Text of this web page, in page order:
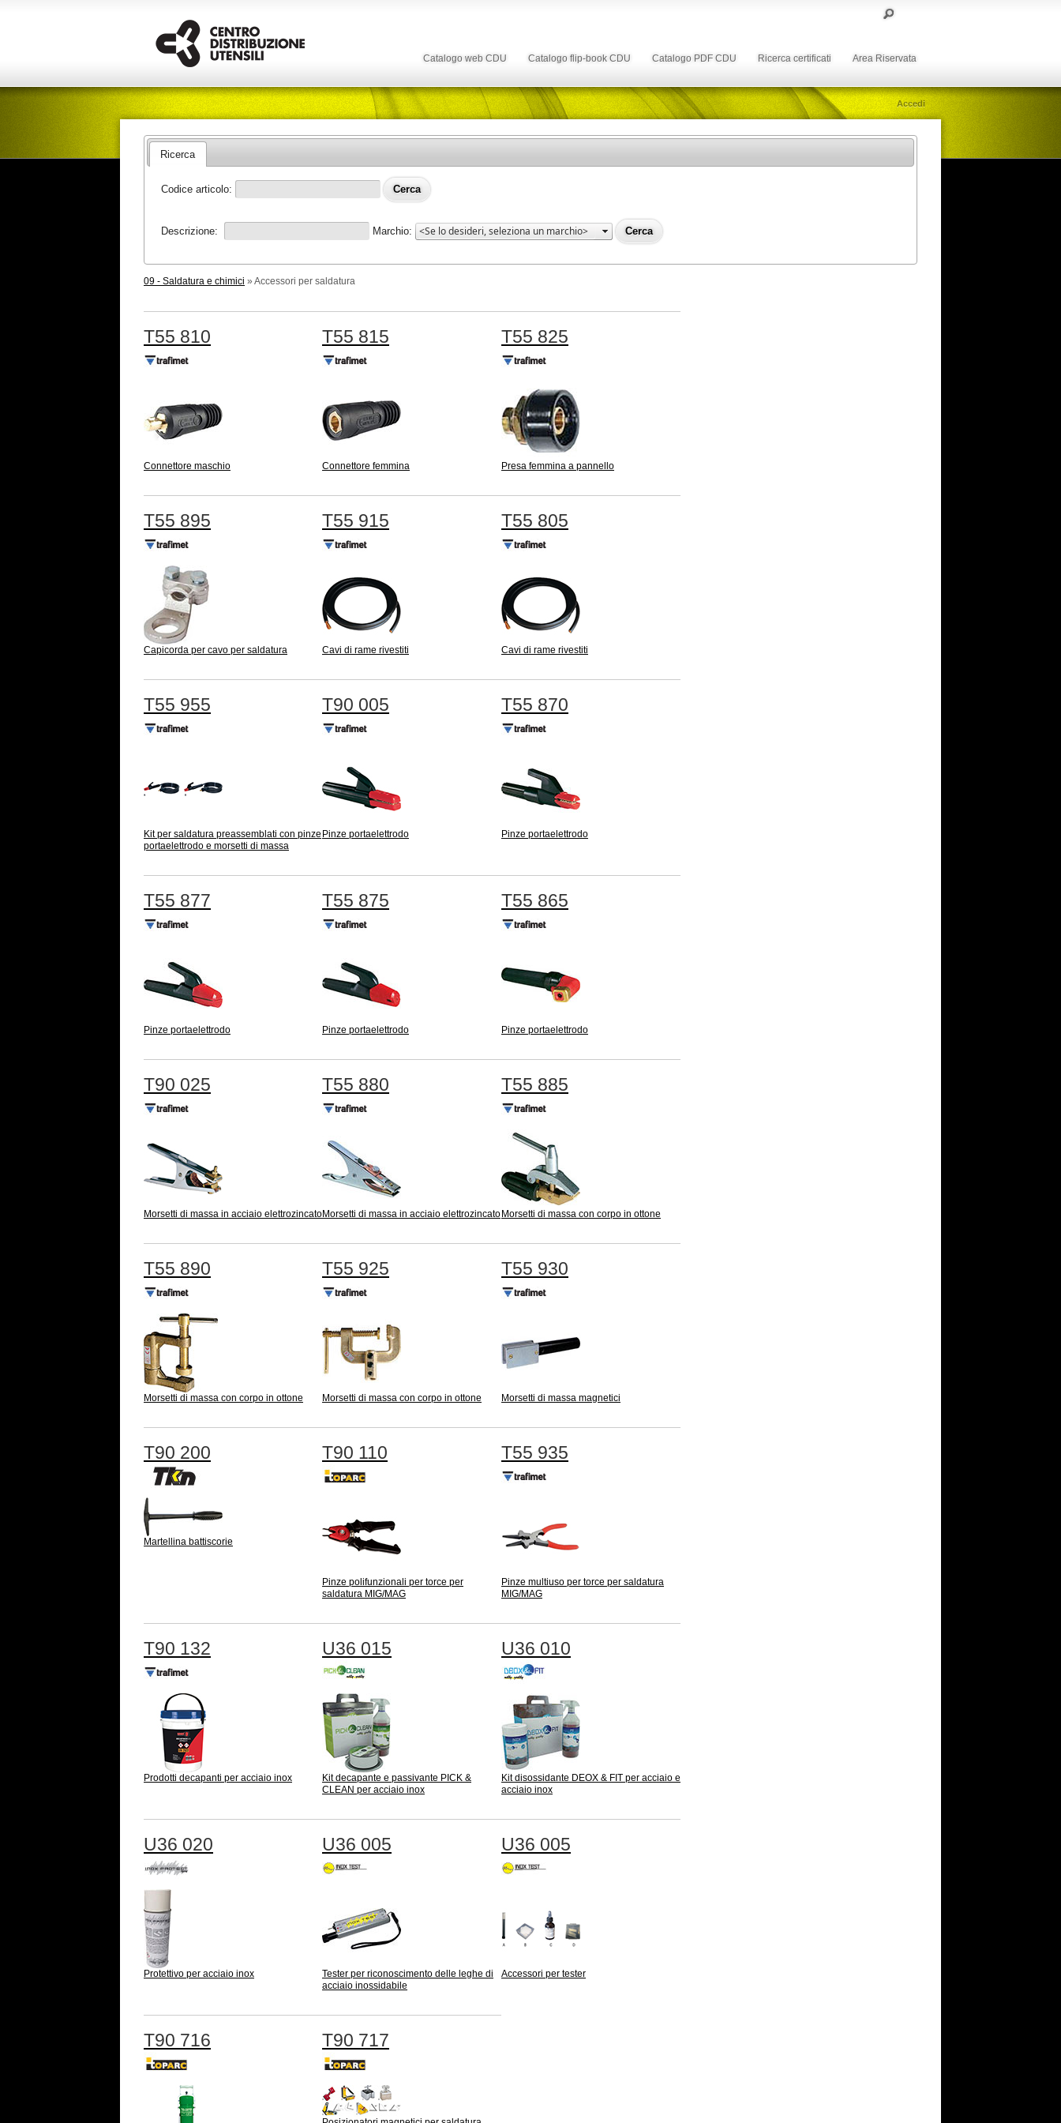
Catalogo web CDU Catalogo flip-book CDU Catalogo PDF CDU Ricerca certificati Area Riservata
Accedi
Ricerca
Codice articolo:
Descrizione: Marchio:
09 - Saldatura e chimici » Accessori per saldatura
T55 810
Connettore maschio
T55 815
Connettore femmina
T55 825
Presa femmina a pannello
T55 895
Capicorda per cavo per saldatura
T55 915
Cavi di rame rivestiti
T55 805
Cavi di rame rivestiti
T55 955
Kit per saldatura preassemblati con pinze
portaelettrodo e morsetti di massa
T90 005
Pinze portaelettrodo
T55 870
Pinze portaelettrodo
T55 877
Pinze portaelettrodo
T55 875
Pinze portaelettrodo
T55 865
Pinze portaelettrodo
T90 025
Morsetti di massa in acciaio elettrozincato
T55 880
Morsetti di massa in acciaio elettrozincato
T55 885
Morsetti di massa con corpo in ottone
T55 890
Morsetti di massa con corpo in ottone
T55 925
Morsetti di massa con corpo in ottone
T55 930
Morsetti di massa magnetici
T90 200
Martellina battiscorie
T90 110
Pinze polifunzionali per torce per
saldatura MIG/MAG
T55 935
Pinze multiuso per torce per saldatura
MIG/MAG
T90 132
Prodotti decapanti per acciaio inox
U36 015
Kit decapante e passivante PICK &
CLEAN per acciaio inox
U36 010
Kit disossidante DEOX & FIT per acciaio e
acciaio inox
U36 020
Protettivo per acciaio inox
U36 005
Tester per riconoscimento delle leghe di
acciaio inossidabile
U36 005
Accessori per tester
T90 716 T90 717